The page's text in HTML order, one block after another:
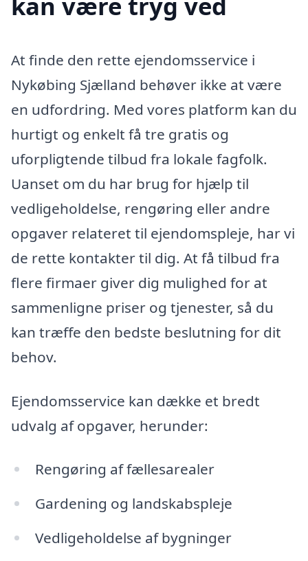
At finde den rette ejendomsservice i
Nykøbing Sjælland behøver ikke at være
en udfordring. Med vores platform kan du
hurtigt og enkelt få tre gratis og
uforpligtende tilbud fra lokale fagfolk.
Uanset om du har brug for hjælp til
vedligeholdelse, rengøring eller andre
opgaver relateret til ejendomspleje, har vi
de rette kontakter til dig. At få tilbud fra
flere firmaer giver dig mulighed for at
sammenligne priser og tjenester, så du
kan træffe den bedste beslutning for dit
behov.
Ejendomsservice kan dække et bredt
udvalg af opgaver, herunder:
Rengøring af fællesarealer
Gardening og landskabspleje
Vedligeholdelse af bygninger